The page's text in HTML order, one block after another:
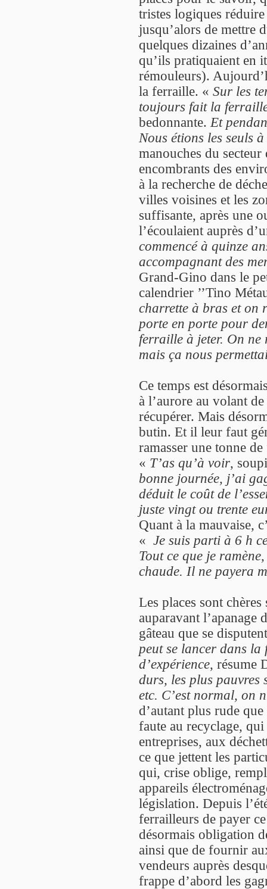
tristes logiques
jusqu’alors de mettre
quelques dizaines
qu’ils pratiquaient en
rémouleurs).
la ferraille. « Sur les
toujours fait la
bedonnante. Et
Nous étions les seuls
manouches du
encombrants des
à la recherche de
villes voisines et les
suffisante, après une
l’écoulaient auprès
commencé à quinze
accompagnant des
Grand-Gino dans le
calendrier ’’Tino
charrette à bras et on
porte en porte pour
ferraille à jeter. On ne
mais ça nous
Ce temps est
à l’aurore au volant
récupérer. Mais
butin. Et il leur faut
ramasser une tonne
« T’as qu’à voir,
bonne journée, j’ai
déduit le coût de
juste vingt ou trente
Quant à la mauvaise,
« Je suis parti à 6 h
Tout ce que je
chaude. Il ne payera
Les places sont
auparavant l’apanage
gâteau que se
peut se lancer dans
d’expérience, résume
durs, les plus pauvres
etc. C’est normal, on
d’autant plus rude
faute au recyclage,
entreprises, aux
ce que jettent les
qui, crise oblige,
appareils
législation. Depuis
ferrailleurs de payer
désormais obligation
ainsi que de fournir
vendeurs auprès
frappe d’abord les